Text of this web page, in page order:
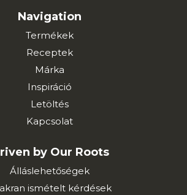
Navigation
Termékek
Receptek
Márka
Inspiráció
Letöltés
Kapcsolat
by Our Roots
Álláslehetőségek
ismételt kérdések